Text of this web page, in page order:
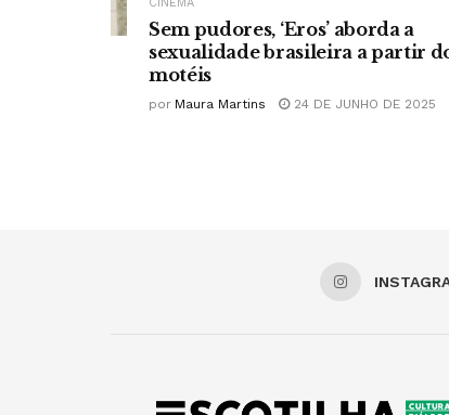
CINEMA
Sem pudores, ‘Eros’ aborda a
sexualidade brasileira a partir
motéis
por Maura Martins 24 DE JUNHO DE 2025